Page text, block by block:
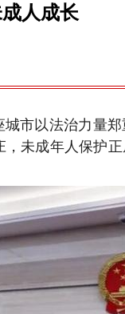
人成长
市以法治力量
未成年人保护正